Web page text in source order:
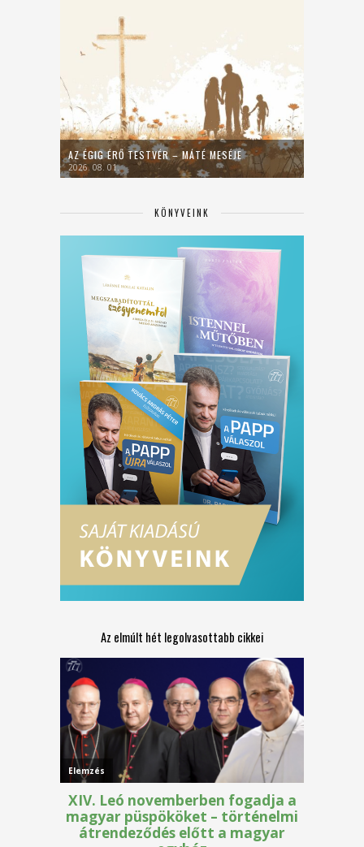
AZ ÉGIG ÉRŐ TESTVÉR – MÁTÉ MESÉJE
2026. 08. 01.
KÖNYVEINK
Az elmúlt hét legolvasottabb cikkei